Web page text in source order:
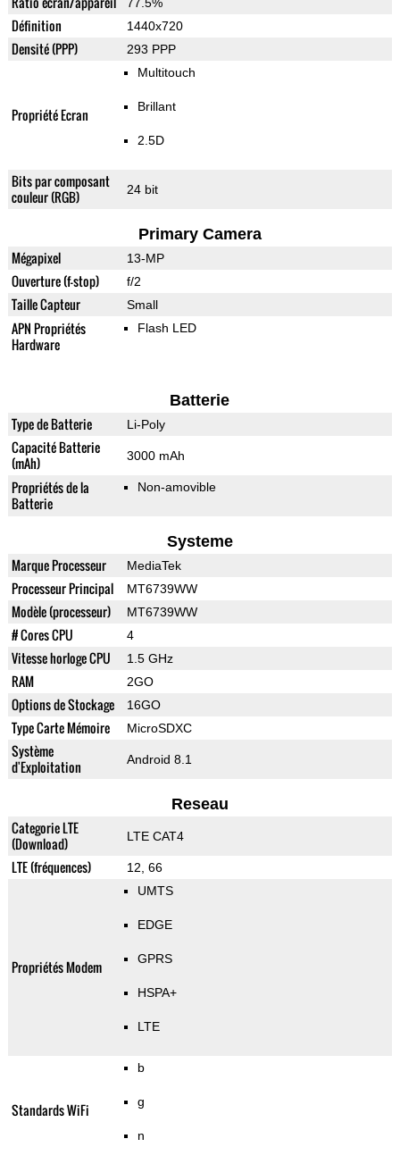
Définition 1440x720
Densité (PPP) 293 PPP
Propriété Ecran
Multitouch
Brillant
2.5D
Bits par composant
couleur (RGB)
24 bit
Primary Camera
Mégapixel 13-MP
Ouverture (f-stop) f/2
Taille Capteur Small
APN Propriétés
Hardware
Flash LED
Batterie
Type de Batterie Li-Poly
Capacité Batterie
(mAh)
3000 mAh
Propriétés de la
Batterie
Non-amovible
Systeme
Marque Processeur MediaTek
Processeur Principal MT6739WW
Modèle (processeur) MT6739WW
# Cores CPU 4
Vitesse horloge CPU 1.5 GHz
RAM 2GO
Options de Stockage 16GO
Type Carte Mémoire MicroSDXC
Système
d'Exploitation
Android 8.1
Reseau
Categorie LTE
(Download)
LTE CAT4
LTE (fréquences) 12, 66
Propriétés Modem
UMTS
EDGE
GPRS
HSPA+
LTE
Standards WiFi
b
g
n